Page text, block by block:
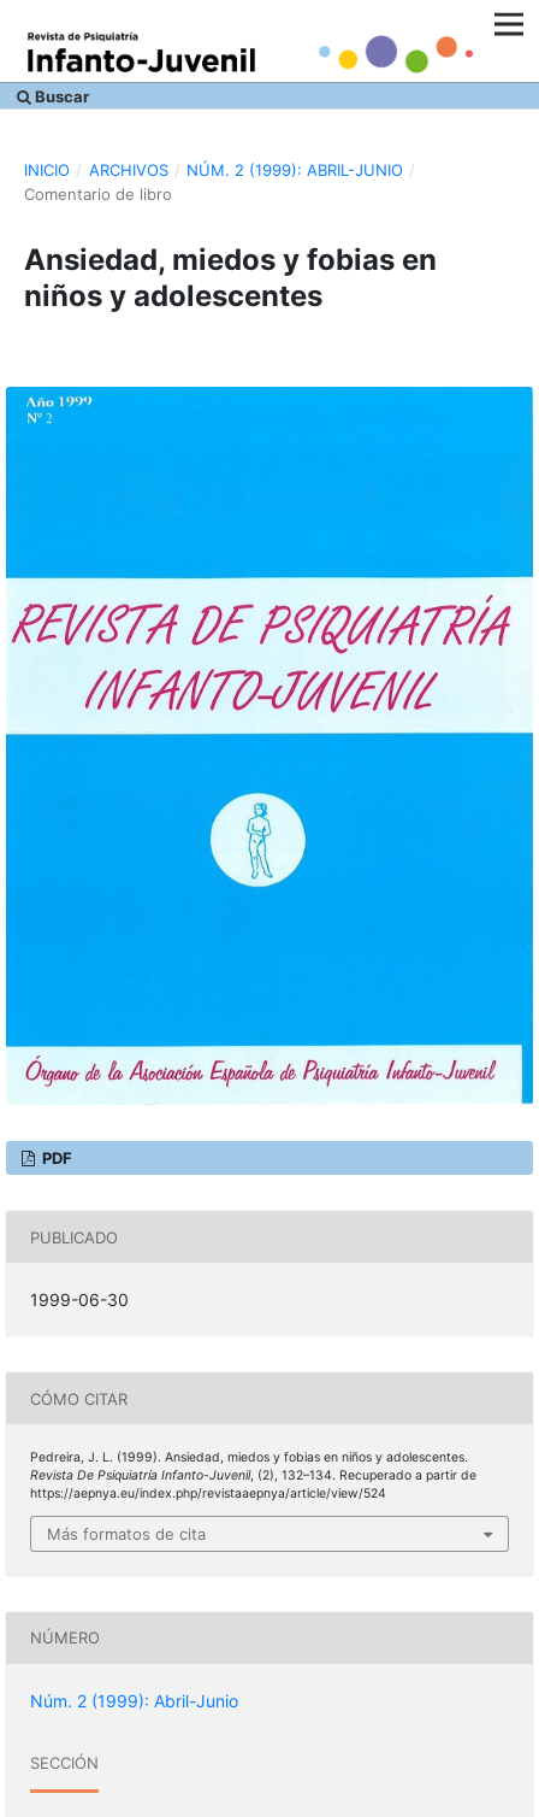
Buscar
INICIO / ARCHIVOS / NÚM. 2 (1999): ABRIL-JUNIO /
Comentario de libro
Ansiedad, miedos y fobias en
niños y adolescentes
PDF
PUBLICADO
1999-06-30
CÓMO CITAR
Pedreira, J. L. (1999). Ansiedad, miedos y fobias en niños y adolescentes.
Revista De Psiquiatría Infanto-Juvenil, (2), 132–134. Recuperado a partir de
https://aepnya.eu/index.php/revistaaepnya/article/view/524
Más formatos de cita
NÚMERO
Núm. 2 (1999): Abril-Junio
SECCIÓN